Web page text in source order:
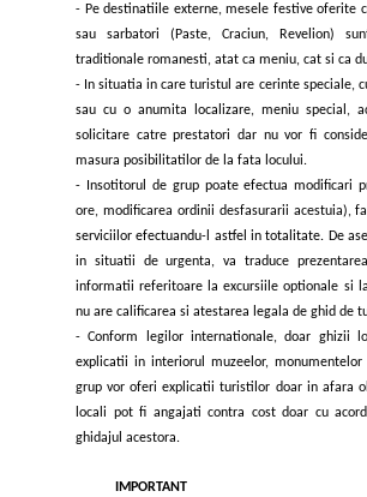
- Pe destinatiile externe, mesele festive oferite
sau sarbatori (Paste, Craciun, Revelion)
traditionale romanesti, atat ca meniu, cat si ca
- In situatia in care turistul are cerinte speciale,
sau cu o anumita localizare, meniu special,
solicitare catre prestatori dar nu vor fi
masura posibilitatilor de la fata locului.
-
Insotitorul de grup poate efectua modificari
ore, modificarea ordinii desfasurarii acestuia),
serviciilor efectuandu-l astfel in totalitate. De
in situatii de urgenta, va traduce
informatii referitoare la excursiile optionale si
nu are calificarea si atestarea legala de ghid de
- Conform legilor internationale, doar ghizii
explicatii in interiorul muzeelor,
grup vor oferi explicatii turistilor doar in afara
locali pot fi angajati contra cost doar cu
ghidajul acestora.
IMPORTANT